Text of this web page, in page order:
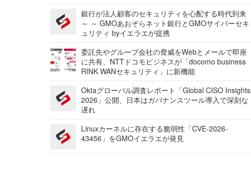
銀行が法人顧客のセキュリティを心配する時代到来
～ ～ GMOあおぞらネット銀行とGMOサイバーセキ
ュリティ byイエラエが提携
委託先やグループ会社の脅威をWebとメールで即座
に共有、NTTドコモビジネスが「docomo business
RINK WANセキュリティ」に新機能
Oktaグローバル調査レポート「Global CISO Insights
2026」公開、日本はガバナンスツール導入で深刻な
遅れ
Linuxカーネルに存在する脆弱性「CVE-2026-
43456」をGMOイエラエが発見